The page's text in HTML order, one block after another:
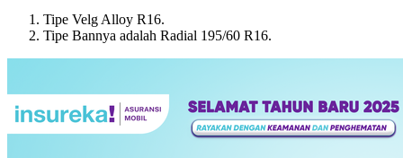
Tipe Velg Alloy R16.
Tipe Bannya adalah Radial 195/60 R16.